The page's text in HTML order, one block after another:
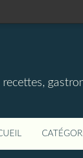
recettes,